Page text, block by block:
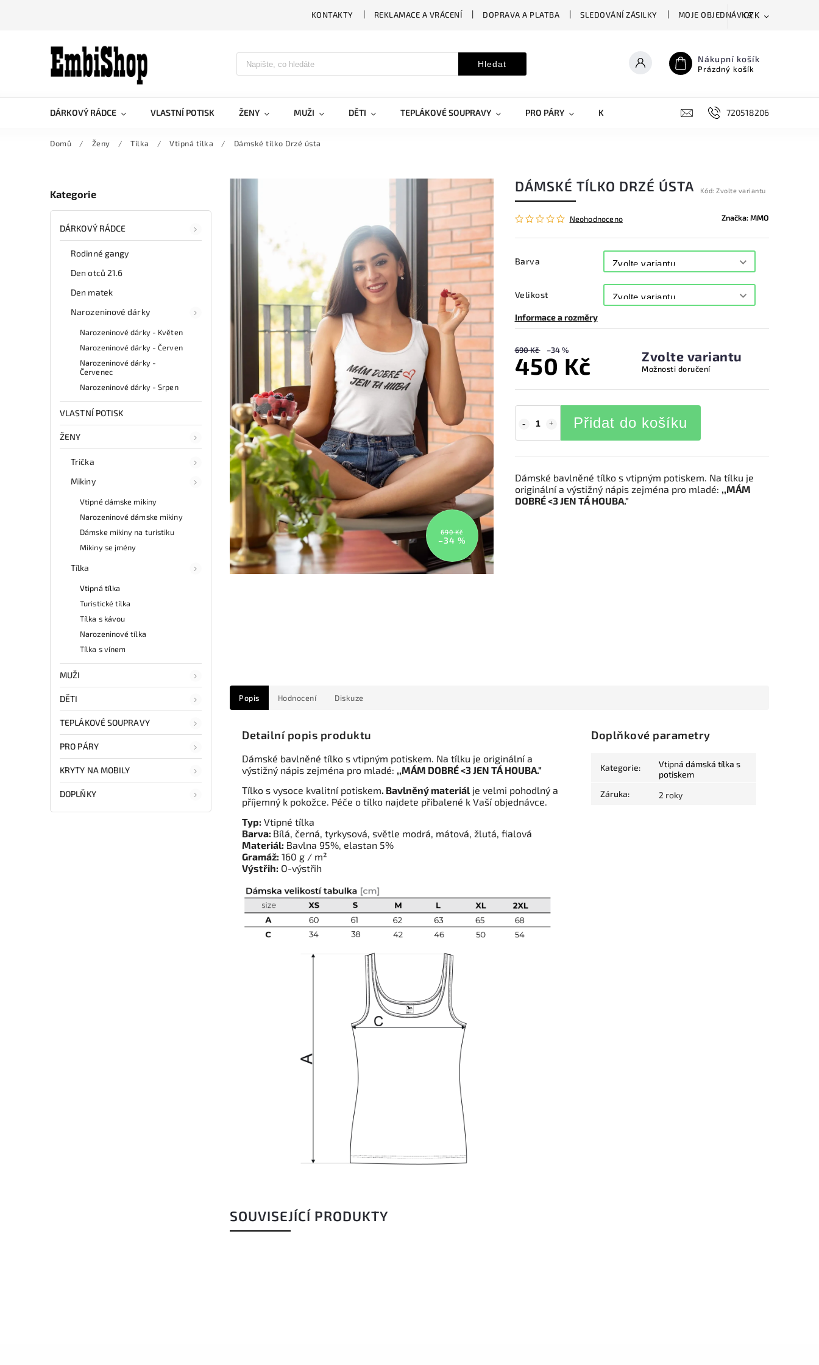
KONTAKTY REKLAMACE A VRÁCENÍ DOPRAVA A PLATBA SLEDOVÁNÍ ZÁSILKY MOJE OBJEDNÁVKACZK
Hledat Nákupní košík
Prázdný košík
DÁRKOVÝ RÁDCE VLASTNÍ POTISK ŽENY MUŽI DĚTI TEPLÁKOVÉ SOUPRAVY PRO PÁRY KRYTY NA MOBILY DOPLŇKY720518206
Domů / Ženy / Tílka / Vtipná tílka / Dámské tílko Drzé ústa
Kategorie
DÁRKOVÝ RÁDCE
Rodinné gangy
Den otců 21.6
Den matek
Narozeninové dárky
Narozeninové dárky - Květen
Narozeninové dárky - Červen
Narozeninové dárky -
Červenec
Narozeninové dárky - Srpen
VLASTNÍ POTISK
ŽENY
Trička
Mikiny
Vtipné dámske mikiny
Narozeninové dámske mikiny
Dámske mikiny na turistiku
Mikiny se jmény
Tílka
Vtipná tílka
Turistické tílka
Tílka s kávou
Narozeninové tílka
Tílka s vínem
MUŽI
DĚTI
TEPLÁKOVÉ SOUPRAVY
PRO PÁRY
KRYTY NA MOBILY
DOPLŇKY
690 Kč
–34 %
DÁMSKÉ TÍLKO DRZÉ ÚSTA Kód: Zvolte variantu
Neohodnoceno Značka:MMO
Barva
Velikost
Informace a rozměry
690 Kč –34 %
450 Kč Zvolte variantu
Možnosti doručení
Přidat do košíku
Dámské bavlněné tílko s vtipným potiskem. Na tílku je
originální a výstižný nápis zejména pro mladé: ,,MÁM
DOBRÉ <3 JEN TÁ HOUBA."
Popis Hodnocení Diskuze
Detailní popis produktu
Dámské bavlněné tílko s vtipným potiskem. Na tílku je originální a
výstižný nápis zejména pro mladé: ,,MÁM DOBRÉ <3 JEN TÁ HOUBA."
Tílko s vysoce kvalitní potiskem. Bavlněný materiál je velmi pohodlný a
příjemný k pokožce. Péče o tílko najdete přibalené k Vaší objednávce.
Typ: Vtipné tílka
Barva: Bílá, černá, tyrkysová, světle modrá, mátová, žlutá, fialová
Materiál: Bavlna 95%, elastan 5%
Gramáž: 160 g / m²
Výstřih: O-výstřih
Doplňkové parametry
Kategorie:
Vtipná dámská tílka s
potiskem
Záruka: 2 roky
SOUVISEJÍCÍ PRODUKTY